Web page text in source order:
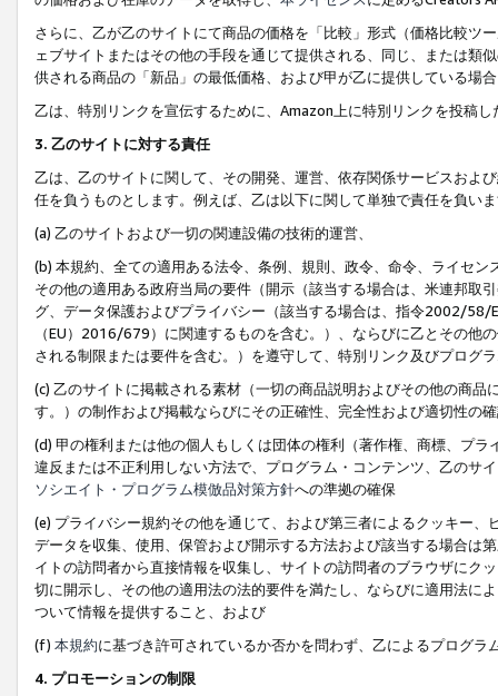
さらに、乙が乙のサイトにて商品の価格を「比較」形式（価格比較ツ
ェブサイトまたはその他の手段を通じて提供される、同じ、または類
供される商品の「新品」の最低価格、および甲が乙に提供している場
乙は、特別リンクを宣伝するために、Amazon上に特別リンクを投稿
3. 乙のサイトに対する責任
乙は、乙のサイトに関して、その開発、運営、依存関係サービスおよ
任を負うものとします。例えば、乙は以下に関して単独で責任を負い
(a) 乙のサイトおよび一切の関連設備の技術的運営、
(b) 本規約、全ての適用ある法令、条例、規則、政令、命令、ライセ
その他の適用ある政府当局の要件（開示（該当する場合は、米連邦取
グ、データ保護およびプライバシー（該当する場合は、指令2002/58/
（EU）2016/679）に関連するものを含む。）、ならびに乙とその他
される制限または要件を含む。）を遵守して、特別リンク及びプログ
(c) 乙のサイトに掲載される素材（一切の商品説明およびその他の商
す。）の制作および掲載ならびにその正確性、完全性および適切性の
(d) 甲の権利または他の個人もしくは団体の権利（著作権、商標、プ
違反または不正利用しない方法で、プログラム・コンテンツ、乙のサ
ソシエイト・プログラム模倣品対策方針への準拠の確保
(e) プライバシー規約その他を通じて、および第三者によるクッキー
データを収集、使用、保管および開示する方法および該当する場合は
イトの訪問者から直接情報を収集し、サイトの訪問者のブラウザにク
切に開示し、その他の適用法の法的要件を満たし、ならびに適用法に
ついて情報を提供すること、および
(f) 本規約に基づき許可されているか否かを問わず、乙によるプログ
4. プロモーションの制限